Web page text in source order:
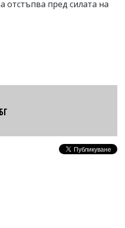
отстъпва пред силата на